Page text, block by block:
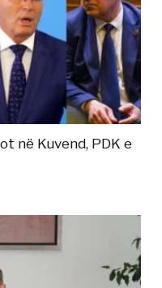
në Kuvend, PDK e